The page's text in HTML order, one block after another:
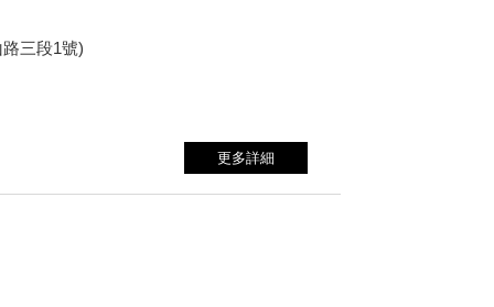
三段1號)
更多詳細